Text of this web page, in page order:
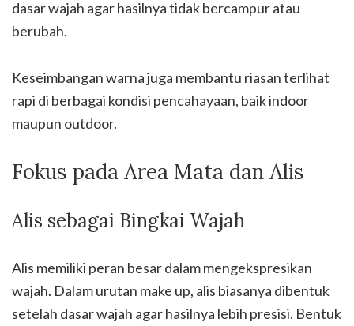
dasar wajah agar hasilnya tidak bercampur atau
berubah.
Keseimbangan warna juga membantu riasan terlihat
rapi di berbagai kondisi pencahayaan, baik indoor
maupun outdoor.
Fokus pada Area Mata dan Alis
Alis sebagai Bingkai Wajah
Alis memiliki peran besar dalam mengekspresikan
wajah. Dalam urutan make up, alis biasanya dibentuk
setelah dasar wajah agar hasilnya lebih presisi. Bentuk